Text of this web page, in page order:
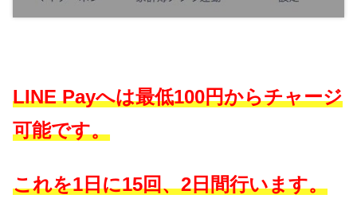
LINE Payへは最低100円からチャージ
可能です。
これを1日に15回、2日間行います。